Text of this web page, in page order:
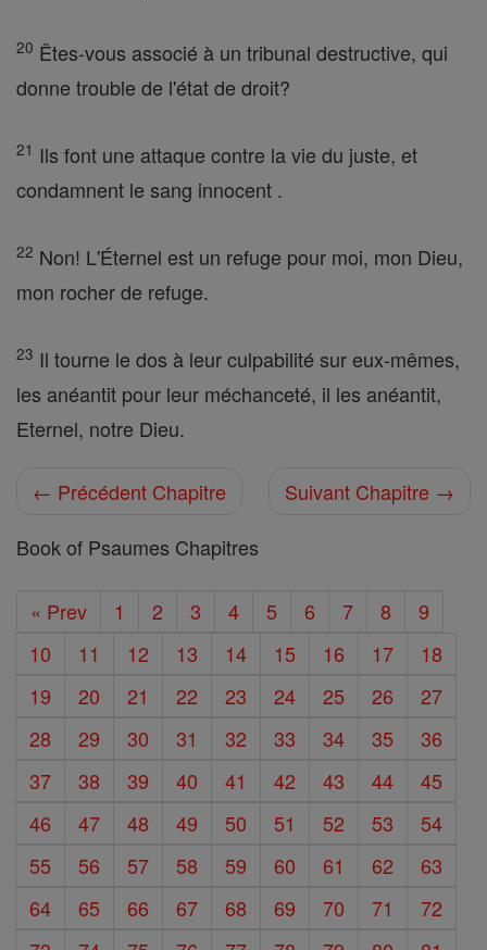
20 Êtes-vous associé à un tribunal destructive, qui
donne trouble de l'état de droit?
21 Ils font une attaque contre la vie du juste, et
condamnent le sang innocent .
22 Non! L'Éternel est un refuge pour moi, mon Dieu,
mon rocher de refuge.
23 Il tourne le dos à leur culpabilité sur eux-mêmes,
les anéantit pour leur méchanceté, il les anéantit,
Eternel, notre Dieu.
← Précédent Chapitre
Suivant Chapitre →
Book of Psaumes Chapitres
« Prev 1 2 3 4 5 6 7 8
9
10
11 12 13 14 15 16 17
18
19
20 21 22 23 24 25 26
27
28
29 30 31 32 33 34 35
36
37
38 39 40 41 42 43 44
45
46
47 48 49 50 51 52 53
54
55
56 57 58 59 60 61 62
63
64
65 66 67 68 69 70 71
72